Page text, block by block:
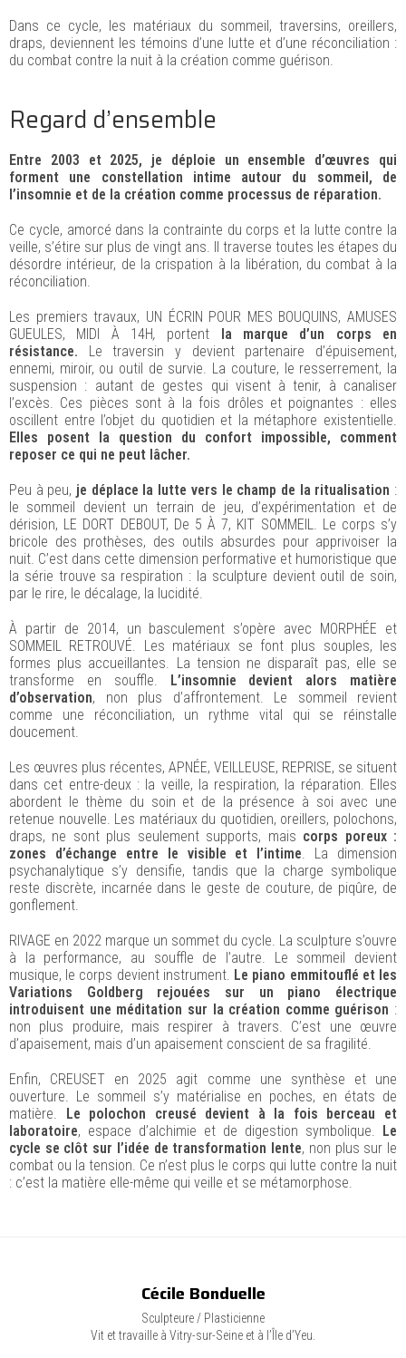
Dans ce cycle, les matériaux du sommeil, traversins, oreillers,
draps, deviennent les témoins d’une lutte et d’une réconciliation :
du combat contre la nuit à la création comme guérison.
Regard d’ensemble
Entre 2003 et 2025, je déploie un ensemble d’œuvres qui
forment une constellation intime autour du sommeil, de
l’insomnie et de la création comme processus de réparation.
Ce cycle, amorcé dans la contrainte du corps et la lutte contre la
veille, s’étire sur plus de vingt ans. Il traverse toutes les étapes du
désordre intérieur, de la crispation à la libération, du combat à la
réconciliation.
Les premiers travaux, UN ÉCRIN POUR MES BOUQUINS, AMUSES
GUEULES, MIDI À 14H, portent la marque d’un corps en
résistance. Le traversin y devient partenaire d’épuisement,
ennemi, miroir, ou outil de survie. La couture, le resserrement, la
suspension : autant de gestes qui visent à tenir, à canaliser
l’excès. Ces pièces sont à la fois drôles et poignantes : elles
oscillent entre l’objet du quotidien et la métaphore existentielle.
Elles posent la question du confort impossible, comment
reposer ce qui ne peut lâcher.
Peu à peu, je déplace la lutte vers le champ de la ritualisation :
le sommeil devient un terrain de jeu, d’expérimentation et de
dérision, LE DORT DEBOUT, De 5 À 7, KIT SOMMEIL. Le corps s’y
bricole des prothèses, des outils absurdes pour apprivoiser la
nuit. C’est dans cette dimension performative et humoristique que
la série trouve sa respiration : la sculpture devient outil de soin,
par le rire, le décalage, la lucidité.
À partir de 2014, un basculement s’opère avec MORPHÉE et
SOMMEIL RETROUVÉ. Les matériaux se font plus souples, les
formes plus accueillantes. La tension ne disparaît pas, elle se
transforme en souffle. L’insomnie devient alors matière
d’observation, non plus d’affrontement. Le sommeil revient
comme une réconciliation, un rythme vital qui se réinstalle
doucement.
Les œuvres plus récentes, APNÉE, VEILLEUSE, REPRISE, se situent
dans cet entre-deux : la veille, la respiration, la réparation. Elles
abordent le thème du soin et de la présence à soi avec une
retenue nouvelle. Les matériaux du quotidien, oreillers, polochons,
draps, ne sont plus seulement supports, mais corps poreux :
zones d’échange entre le visible et l’intime. La dimension
psychanalytique s’y densifie, tandis que la charge symbolique
reste discrète, incarnée dans le geste de couture, de piqûre, de
gonflement.
RIVAGE en 2022 marque un sommet du cycle. La sculpture s’ouvre
à la performance, au souffle de l’autre. Le sommeil devient
musique, le corps devient instrument. Le piano emmitouflé et les
Variations Goldberg rejouées sur un piano électrique
introduisent une méditation sur la création comme guérison :
non plus produire, mais respirer à travers. C’est une œuvre
d’apaisement, mais d’un apaisement conscient de sa fragilité.
Enfin, CREUSET en 2025 agit comme une synthèse et une
ouverture. Le sommeil s’y matérialise en poches, en états de
matière. Le polochon creusé devient à la fois berceau et
laboratoire, espace d’alchimie et de digestion symbolique. Le
cycle se clôt sur l’idée de transformation lente, non plus sur le
combat ou la tension. Ce n’est plus le corps qui lutte contre la nuit
: c’est la matière elle-même qui veille et se métamorphose.
Cécile Bonduelle
Sculpteure / Plasticienne
Vit et travaille à Vitry-sur-Seine et à l’Île d’Yeu.